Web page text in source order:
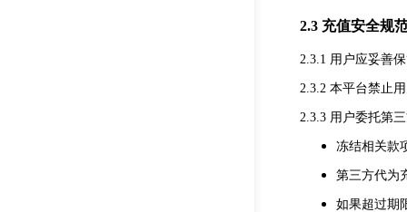
2.3 充值安全规
2.3.1 用户应妥善
2.3.2 本平台禁止
2.3.3 用户委托第
冻结相关款
第三方代为
如果超过期